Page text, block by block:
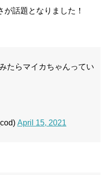
話題となりました！
たらマイカちゃんってい
April 15, 2021